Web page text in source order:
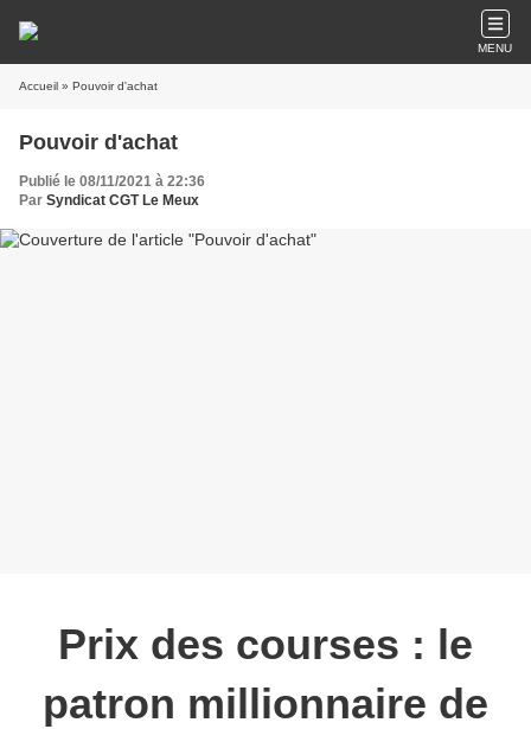
MENU
Accueil » Pouvoir d'achat
Pouvoir d'achat
Publié le 08/11/2021 à 22:36
Par Syndicat CGT Le Meux
Prix des courses : le
patron millionnaire de